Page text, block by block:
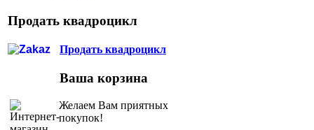
Продать квадроцикл
Продать квадроцикл
Ваша корзина
Желаем Вам приятных
покупок!